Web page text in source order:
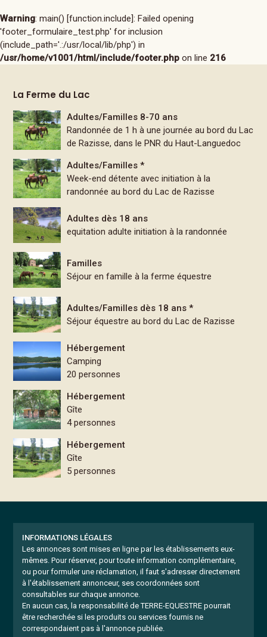
Warning: main() [function.include]: Failed opening
'footer_formulaire_test.php' for inclusion
(include_path='.:/usr/local/lib/php') in
/usr/home/v1001/html/include/footer.php on line 216
La Ferme du Lac
Adultes/Familles 8-70 ans
Randonnée de 1 h à une journée au bord du Lac
de Razisse, dans le PNR du Haut-Languedoc
Adultes/Familles *
Week-end détente avec initiation à la
randonnée au bord du Lac de Razisse
Adultes dès 18 ans
equitation adulte initiation à la randonnée
Familles
Séjour en famille à la ferme équestre
Adultes/Familles dès 18 ans *
Séjour équestre au bord du Lac de Razisse
Hébergement
Camping
20 personnes
Hébergement
Gîte
4 personnes
Hébergement
Gîte
5 personnes
INFORMATIONS LÉGALES
Les annonces sont mises en ligne par les établissements eux-
mêmes. Pour réserver, pour toute information complémentaire,
ou pour formuler une réclamation, il faut s'adresser directement
à l'établissement annonceur, ses coordonnées sont
consultables sur chaque annonce.
En aucun cas, la responsabilité de TERRE-EQUESTRE pourrait
être recherchée si les produits ou services fournis ne
correspondaient pas à l'annonce publiée.